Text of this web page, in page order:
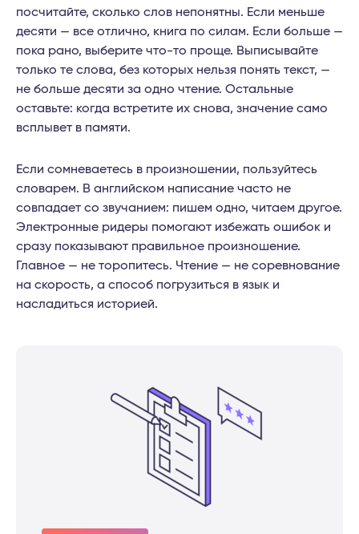
посчитайте, сколько слов непонятны. Если меньше
десяти — все отлично, книга по силам. Если больше —
пока рано, выберите что-то проще. Выписывайте
только те слова, без которых нельзя понять текст, —
не больше десяти за одно чтение. Остальные
оставьте: когда встретите их снова, значение само
всплывет в памяти.
Если сомневаетесь в произношении, пользуйтесь
словарем. В английском написание часто не
совпадает со звучанием: пишем одно, читаем другое.
Электронные ридеры помогают избежать ошибок и
сразу показывают правильное произношение.
Главное — не торопитесь. Чтение — не соревнование
на скорость, а способ погрузиться в язык и
насладиться историей.